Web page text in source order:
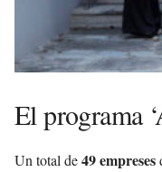
El programa
Un total de49 empreses